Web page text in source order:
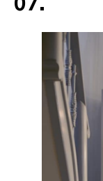
07.